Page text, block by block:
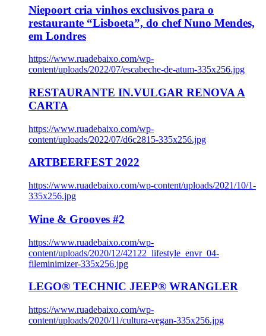
Niepoort cria vinhos exclusivos para o
restaurante “Lisboeta”, do chef Nuno Mendes,
em Londres
https://www.ruadebaixo.com/wp-
content/uploads/2022/07/escabeche-de-atum-335x256.jpg
RESTAURANTE IN.VULGAR RENOVA A
CARTA
https://www.ruadebaixo.com/wp-
content/uploads/2022/07/d6c2815-335x256.jpg
ARTBEERFEST 2022
https://www.ruadebaixo.com/wp-content/uploads/2021/10/1-
335x256.jpg
Wine & Grooves #2
https://www.ruadebaixo.com/wp-
content/uploads/2020/12/42122_lifestyle_envr_04-
fileminimizer-335x256.jpg
LEGO® TECHNIC JEEP® WRANGLER
https://www.ruadebaixo.com/wp-
content/uploads/2020/11/cultura-vegan-335x256.jpg